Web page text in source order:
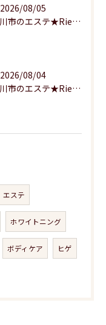
2026/08/05
豊川市のエステ★Riesaの商品のご紹介★
2026/08/04
豊川市のエステ★Riesaの商品のご紹介
エステ
ホワイトニング
ボディケア ヒゲ